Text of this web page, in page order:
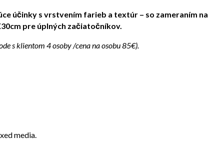
účinky s vrstvením farieb a textúr – so zameraním na
pre úplných začiatočníkov.
s klientom 4 osoby /cena na osobu 85€).
media.